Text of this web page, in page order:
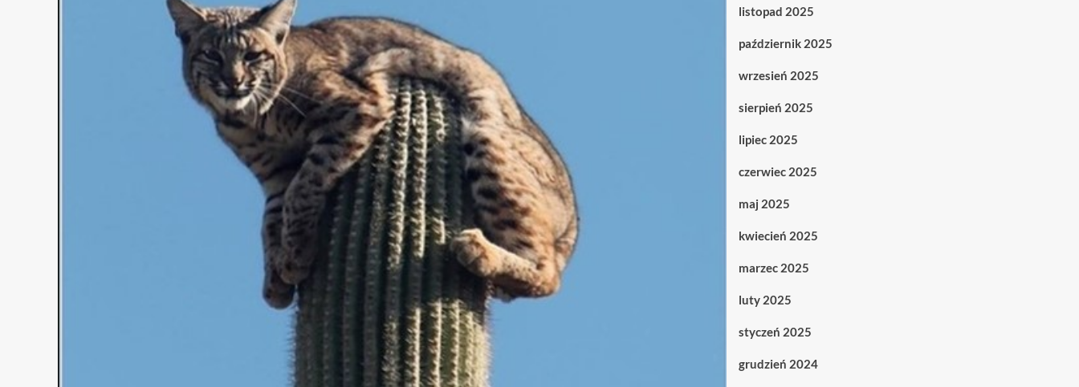
listopad 2025
październik 2025
wrzesień 2025
sierpień 2025
lipiec 2025
czerwiec 2025
maj 2025
kwiecień 2025
marzec 2025
luty 2025
styczeń 2025
grudzień 2024